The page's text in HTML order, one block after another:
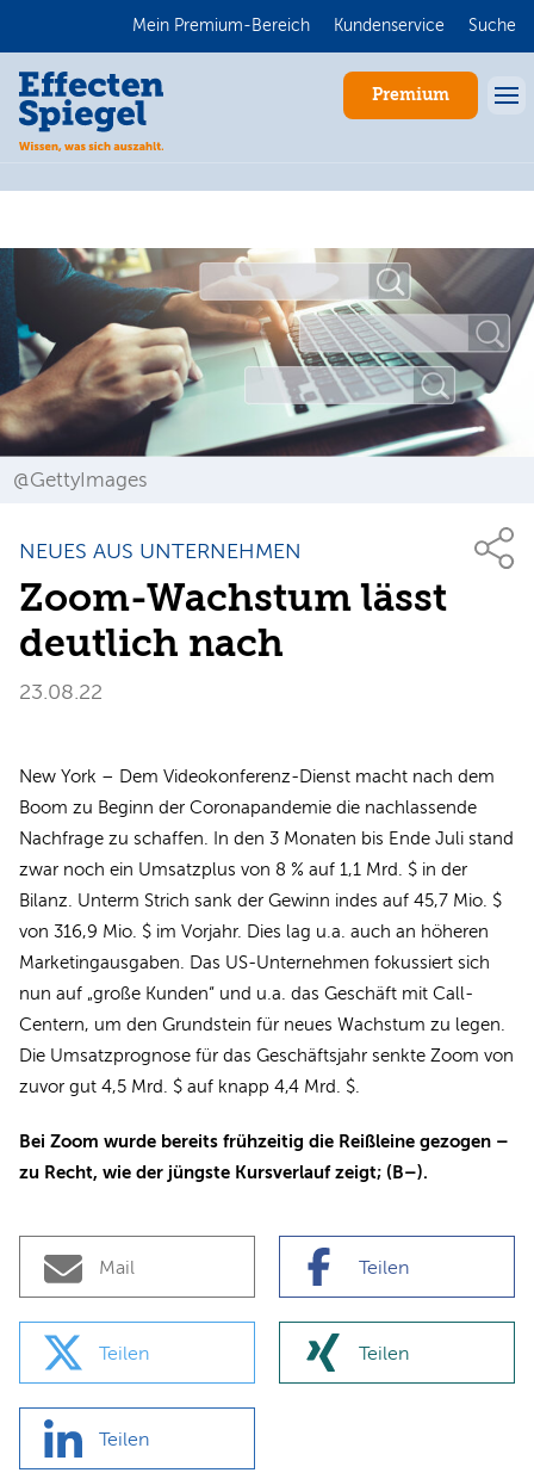
Mein Premium-Bereich Kundenservice Suche
Premium
@GettyImages
NEUES AUS UNTERNEHMEN
Zoom-Wachstum lässt
deutlich nach
23.08.22
New York – Dem Videokonferenz-Dienst macht nach dem
Boom zu Beginn der Coronapandemie die nachlassende
Nachfrage zu schaffen. In den 3 Monaten bis Ende Juli stand
zwar noch ein Umsatzplus von 8 % auf 1,1 Mrd. $ in der
Bilanz. Unterm Strich sank der Gewinn indes auf 45,7 Mio. $
von 316,9 Mio. $ im Vorjahr. Dies lag u.a. auch an höheren
Marketingausgaben. Das US-Unternehmen fokussiert sich
nun auf „große Kunden“ und u.a. das Geschäft mit Call-
Centern, um den Grundstein für neues Wachstum zu legen.
Die Umsatzprognose für das Geschäftsjahr senkte Zoom von
zuvor gut 4,5 Mrd. $ auf knapp 4,4 Mrd. $.
Bei Zoom wurde bereits frühzeitig die Reißleine gezogen –
zu Recht, wie der jüngste Kursverlauf zeigt; (B–).
Mail Teilen
Teilen Teilen
Teilen
Anmelden